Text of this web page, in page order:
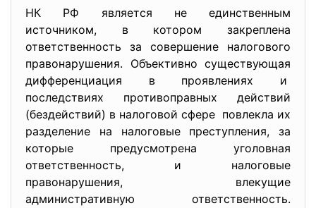
НК РФ является не единственным
источником, в котором закреплена
ответственность за совершение налогового
правонарушения. Объективно существующая
дифференциация в проявлениях и
последствиях противоправных действий
(бездействий) в налоговой сфере повлекла их
разделение на налоговые преступления, за
которые предусмотрена уголовная
ответственность, и налоговые
правонарушения, влекущие
административную ответственность.